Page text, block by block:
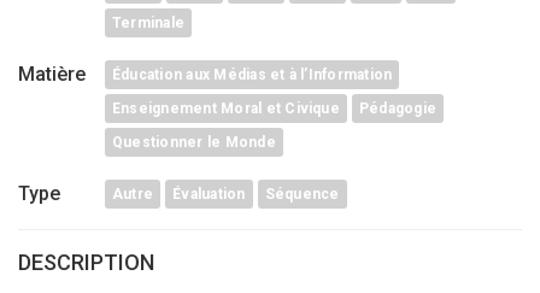
Terminale
Matière
Éducation aux Médias et à l’Information
Enseignement Moral et Civique
Pédagogie
Questionner le Monde
Type Autre Évaluation Séquence
DESCRIPTION